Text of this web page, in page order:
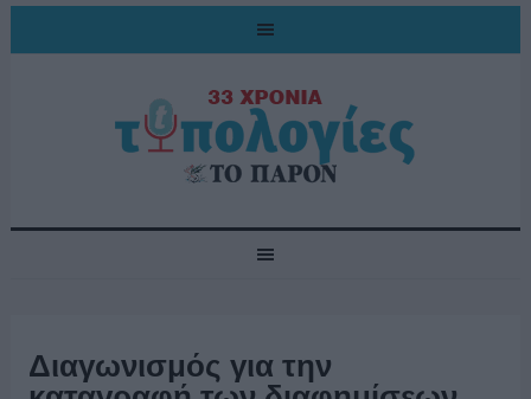
Διαγωνισμός για την